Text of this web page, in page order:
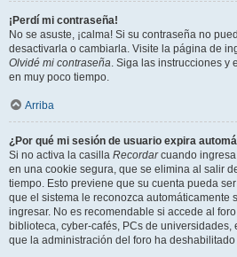
¡Perdí mi contraseña!
No se asuste, ¡calma! Si su contraseña no
desactivarla o cambiarla. Visite la página de
Olvidé mi contraseña. Siga las instrucciones y
en muy poco tiempo.
Arriba
¿Por qué mi sesión de usuario expira
Si no activa la casilla Recordarcuando ingresa
en una cookie segura, que se elimina al salir
tiempo. Esto previene que su cuenta pueda
que el sistema le reconozca automáticamente
ingresar. No es recomendable si accede al
biblioteca, cyber-cafés, PCs de universidades,
que la administración del foro ha